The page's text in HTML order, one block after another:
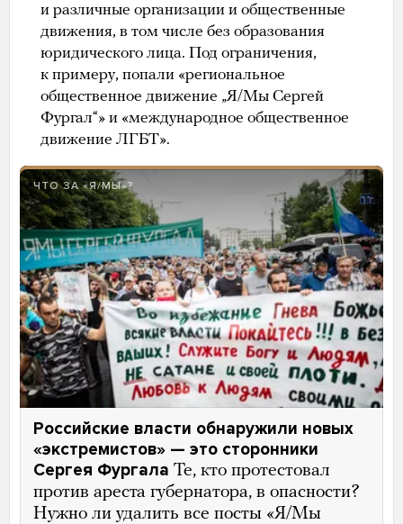
и различные организации и общественные
движения, в том числе без образования
юридического лица. Под ограничения,
к примеру, попали «региональное
общественное движение „Я/Мы Сергей
Фургал“» и «международное общественное
движение ЛГБТ».
ЧТО ЗА «Я/МЫ»?
Российские власти обнаружили новых
«экстремистов» — это сторонники
Сергея Фургала Те, кто протестовал
против ареста губернатора, в опасности?
Нужно ли удалить все посты «Я/Мы